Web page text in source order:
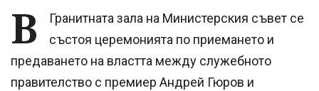
В
Гранитната зала на Министерския съвет се
състоя церемонията по приемането и
предаването на властта между служебното
правителство с премиер Андрей Гюров и